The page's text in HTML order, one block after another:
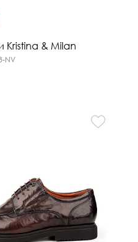
Kristina & Milan
NV